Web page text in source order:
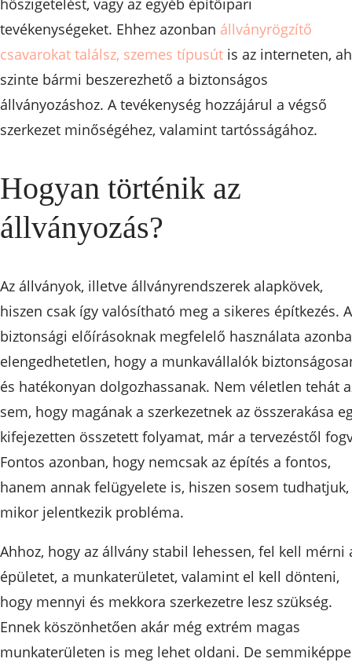
hőszigetelést, vagy az egyéb építőipari
tevékenységeket. Ehhez azonban állványrögzítő
csavarokat találsz, szemes típusút is az interneten,
szinte bármi beszerezhető a biztonságos
állványozáshoz. A tevékenység hozzájárul a végső
szerkezet minőségéhez, valamint tartósságához.
Hogyan történik az
állványozás?
Az állványok, illetve állványrendszerek alapkövek,
hiszen csak így valósítható meg a sikeres építkezés. A
biztonsági előírásoknak megfelelő használata
elengedhetetlen, hogy a munkavállalók
és hatékonyan dolgozhassanak. Nem véletlen tehát
sem, hogy magának a szerkezetnek az összerakása
kifejezetten összetett folyamat, már a tervezéstől
Fontos azonban, hogy nemcsak az építés a fontos,
hanem annak felügyelete is, hiszen sosem tudhatjuk,
mikor jelentkezik probléma.
Ahhoz, hogy az állvány stabil lehessen, fel kell mérni
épületet, a munkaterületet, valamint el kell dönteni,
hogy mennyi és mekkora szerkezetre lesz szükség.
Ennek köszönhetően akár még extrém magas
munkaterületen is meg lehet oldani. De